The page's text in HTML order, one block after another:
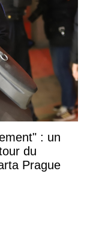
: un
du
Prague